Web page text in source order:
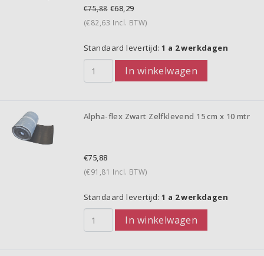
€75,88 €68,29
(€82,63 Incl. BTW)
Standaard levertijd: 1 a 2 werkdagen
In winkelwagen
Alpha-flex Zwart Zelfklevend 15 cm x 10 mtr
€75,88
(€91,81 Incl. BTW)
Standaard levertijd: 1 a 2 werkdagen
In winkelwagen